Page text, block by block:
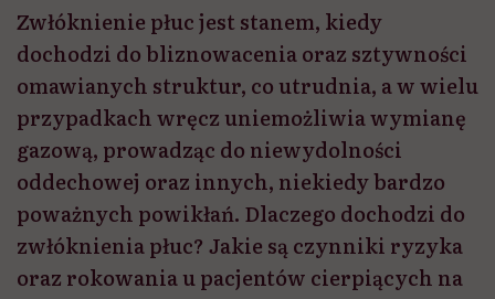
Zwłóknienie płuc jest stanem, kiedy
dochodzi do bliznowacenia oraz sztywności
omawianych struktur, co utrudnia, a w wielu
przypadkach wręcz uniemożliwia wymianę
gazową, prowadząc do niewydolności
oddechowej oraz innych, niekiedy bardzo
poważnych powikłań. Dlaczego dochodzi do
zwłóknienia płuc? Jakie są czynniki ryzyka
oraz rokowania u pacjentów cierpiących na